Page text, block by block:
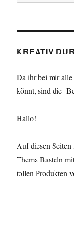
KREATIV
Da ihr bei mir alle
könnt, sind die
Hallo!
Auf diesen
Thema Basteln
tollen Produkten